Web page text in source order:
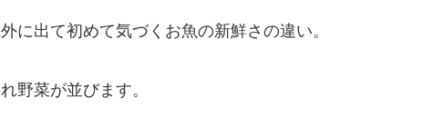
に出て初めて気づくお魚の新鮮さの違い。
野菜が並びます。